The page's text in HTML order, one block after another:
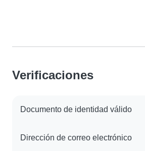
Verificaciones
Documento de identidad válido
Dirección de correo electrónico